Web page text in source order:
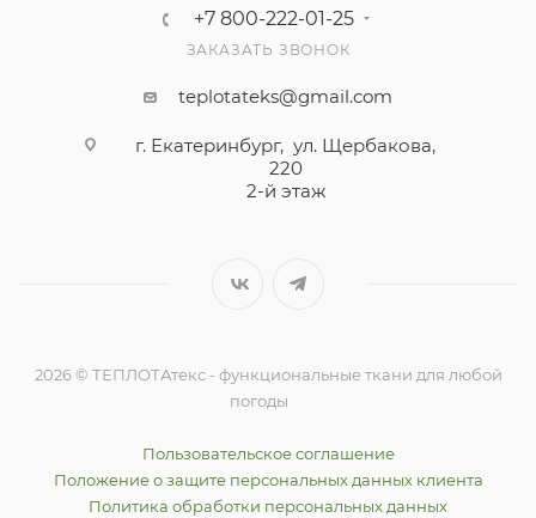
+7 800-222-01-25
ЗАКАЗАТЬ ЗВОНОК
teplotateks@gmail.com
г. Екатеринбург, ул. Щербакова,
220
2-й этаж
2026 © ТЕПЛОТАтекс - функциональные ткани для любой
погоды
Пользовательское соглашение
Положение о защите персональных данных клиента
Политика обработки персональных данных